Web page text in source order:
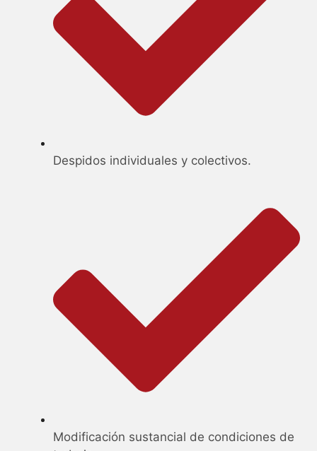
Despidos individuales y colectivos.
Modificación sustancial de condiciones de